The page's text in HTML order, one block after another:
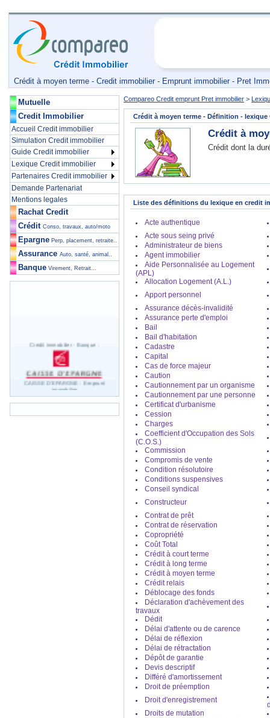
Crédit à moyen terme - Credit immobilier - Emprunt immobilier - Pret
Mutuelle
Credit Immobilier
Accueil Credit immobilier
Simulation Credit immobilier
Guide Credit immobilier
Lexique Credit immobilier
Partenaires Credit immobilier
Demande Partenariat
Mentions legales
Rachat Credit
Crédit Conso, travaux, auto/moto
Epargne Perp, placement, retraite..
Assurance Auto, santé, animal..
Banque Virement, Retrait...
Credit immobilier - Banque :
CAISSE D'EPARGNE : Emprunt
immobilier
Compareo Credit emprunt Pret immobilier >
Crédit à moyen terme - Définition -
Crédit à
Crédit dont la
Liste des définitions du lexique en credit
Acte authentique
Acte sous seing privé
Administrateur de biens
Agent immobilier
Aide Personnalisée au Logement
(APL)
Allocation Logement (A.L.)
Apport personnel
Assurance décès-invalidité
Assurance perte d'emploi
Bail
Bail d'habitation
Cadastre
Capital
Cas de force majeur
Caution
Cautionnement par un organisme
Cautionnement par une personne
Certificat d'urbanisme
Cession
Charges
Coefficient d'Occupation des Sols
(C.O.S.)
Commission
Compromis de vente
Condition résolutoire
Conditions suspensives
Conseil syndical
Constructeur
Contrat de prêt
Contrat de réservation
Copropriété
Coût Total
Crédit à court terme
Crédit à long terme
Crédit à moyen terme
Crédit relais
Déblocage des fonds
Déclaration d'achèvement des
travaux
Dédit
Délai d'attente ou de carence
Délai de réflexion
Délai de rétractation
Dépôt de garantie
Devis descriptif
Différé d'amortissement
Droit de préemption
Droit d'enregistrement
Droits de mutation